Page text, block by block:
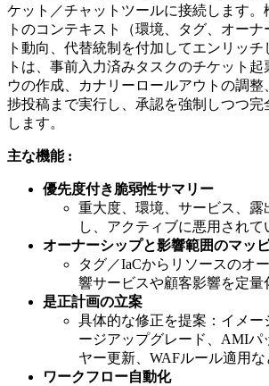
ケット／チャットツールに接続します。
トのコンテキスト（環境、タグ、オーナ
ト動向、代替統制を付加してエンリッ
トは、事前入力済みタスクのチケット
ウの作成、カナリーロールアウトの調整
捗投稿まで実行し、承認を強制しつつ完
します。
主な機能 :
優先度付き脆弱性サマリー
重大度、環境、サービス、露
し、アクティブに悪用されて
オーナーシップと影響範囲のマッ
タグ／IaCからリソースのオ
響サービスや顧客影響を定量
是正計画の立案
具体的な修正を提案：イメー
ージアップグレード、AMIパ
ヤー更新、WAFルール適用な
ワークフロー自動化